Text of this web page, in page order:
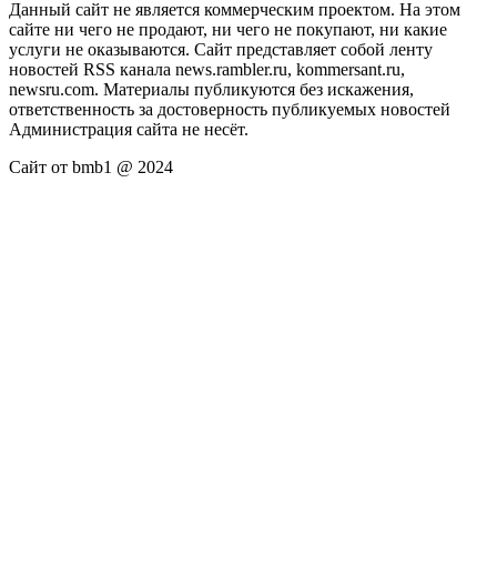
Данный сайт не является коммерческим проектом. На этом
сайте ни чего не продают, ни чего не покупают, ни какие
услуги не оказываются. Сайт представляет собой ленту
новостей RSS канала news.rambler.ru, kommersant.ru,
newsru.com. Материалы публикуются без искажения,
ответственность за достоверность публикуемых новостей
Администрация сайта не несёт.
Сайт от bmb1 @ 2024